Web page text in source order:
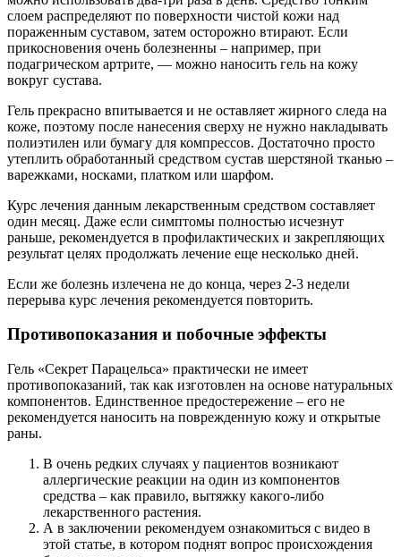
слоем распределяют по поверхности чистой кожи над
пораженным суставом, затем осторожно втирают. Если
прикосновения очень болезненны – например, при
подагрическом артрите, — можно наносить гель на кожу
вокруг сустава.
Гель прекрасно впитывается и не оставляет жирного следа на
коже, поэтому после нанесения сверху не нужно накладывать
полиэтилен или бумагу для компрессов. Достаточно просто
утеплить обработанный средством сустав шерстяной тканью –
варежками, носками, платком или шарфом.
Курс лечения данным лекарственным средством составляет
один месяц. Даже если симптомы полностью исчезнут
раньше, рекомендуется в профилактических и закрепляющих
результат целях продолжать лечение еще несколько дней.
Если же болезнь излечена не до конца, через 2-3 недели
перерыва курс лечения рекомендуется повторить.
Противопоказания и побочные эффекты
Гель «Секрет Парацельса» практически не имеет
противопоказаний, так как изготовлен на основе натуральных
компонентов. Единственное предостережение – его не
рекомендуется наносить на поврежденную кожу и открытые
раны.
В очень редких случаях у пациентов возникают
аллергические реакции на один из компонентов
средства – как правило, вытяжку какого-либо
лекарственного растения.
А в заключении рекомендуем ознакомиться с видео в
этой статье, в котором поднят вопрос происхождения